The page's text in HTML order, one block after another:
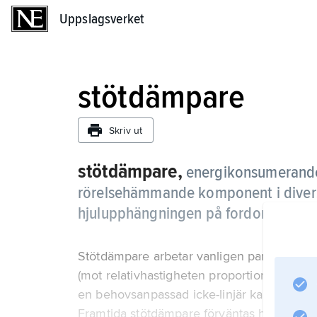
Uppslagsverket
stötdämpare
Skriv ut
stötdämpare,
rörelsehämmande komponent i
hjulupphängningen på fordon.
Stötdämpare arbetar vanligen parallellt
(mot relativhastigheten proportionell
en behovsanpassad icke-linjär
Framtida stötdämpare förväntas ha